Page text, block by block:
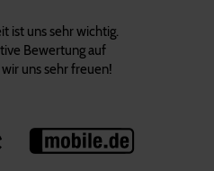
ist uns sehr wichtig.
Bewertung auf
uns sehr freuen!